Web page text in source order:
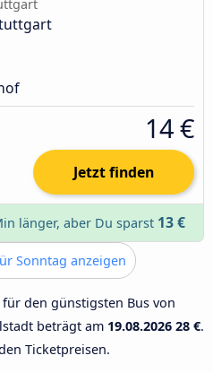
14 €
Jetzt finden
länger, aber Du sparst 13 €
Sonntag anzeigen
für den günstigsten Bus von
beträgt am 19.08.2026 28 €.
Ticketpreisen.